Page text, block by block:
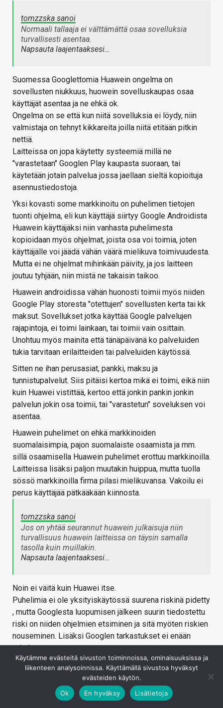
tomzzska sanoi
Normaali tallaaja ei välttämättä osaa sovelluksia
turvallisesti asentaa.
Napsauta laajentaaksesi…
Suomessa Googlettomia Huawein ongelma on
sovellusten niukkuus, huowein sovelluskaupas osaa
käyttäjät asentaa ja ne ehkä ok.
Ongelma on se että kun niitä sovelluksia ei löydy, niin
valmistaja on tehnyt kikkareita joilla niitä etitään pitkin
nettiä.
Laitteissa on jopa käytetty systeemiä millä ne
"varastetaan" Googlen Play kaupasta suoraan, tai
käytetään jotain palvelua jossa jaellaan sieltä kopioituja
asennustiedostoja.
Yksi kovasti some markkinoitu on puhelimen tietojen
tuonti ohjelma, eli kun käyttäjä siirtyy Google Androidista
Huawein käyttäjäksi niin vanhasta puhelimesta
kopioidaan myös ohjelmat, joista osa voi toimia, joten
käyttäjälle voi jäädä vähän väärä mielikuva toimivuudesta.
Mutta ei ne ohjelmat mihinkään päivity, ja jos laitteen
joutuu tyhjään, niin mistä ne takaisin taikoo.
Huawein androidissa vähän huonosti toimii myös niiden
Google Play storesta "otettujen" sovellusten kerta tai kk
maksut. Sovellukset jotka käyttää Google palvelujen
rajapintoja, ei toimi lainkaan, tai toimii vain osittain.
Unohtuu myös mainita että tänäpäivänä ko palveluiden
tukia tarvitaan erilaitteiden tai palveluiden käytössä.
Sitten ne ihan perusasiat, pankki, maksu ja
tunnistupalvelut. Siis pitäisi kertoa mikä ei toimi, eikä niin
kuin Huawei vistittää, kertoo että jonkin pankin jonkin
palvelun jokin osa toimii, tai "varastetun" soveluksen voi
asentaa.
Huawein puhelimet on ehkä markkinoiden
suomalaisimpia, pajon suomalaiste osaamista ja mm.
sillä osaamisella Huawein puhelimet erottuu markkinoilla.
Laitteissa lisäksi paljon muutakin huippua, mutta tuolla
sössö markkinoilla firma pilasi mielikuvansa. Vakoilu ei
perus käyttäjää pätkääkään kiinnosta.
tomzzska sanoi
Jos on yhtää seurannut huawein julkaisuja niin
turvallisuus huawein laitteissa on täysin samalla
tasolla kuin muillakin.
Napsauta laajentaaksesi…
Noin ei väitä kuin Huawei itse.
Puhelimia ei ole yksityiskäytössä suurena riskinä pidetty
, mutta Googlesta luopumisen jälkeen suurin tiedostettu
riski on niiden ohjelmien etsiminen ja sitä myöten riskien
nouseminen. Lisäksi Googlen tarkastukset ei enään
toimi.
Kirjaudu sisään vastataksesi
Käytämme evästeitä sivuston toiminnoissa, ominaisuuksissa ja
liikenteen analysoinnissa. Käyttämällä sivustoa hyväksyt
evästeiden käytön.
Ok
En hyväksy Lisätietoja